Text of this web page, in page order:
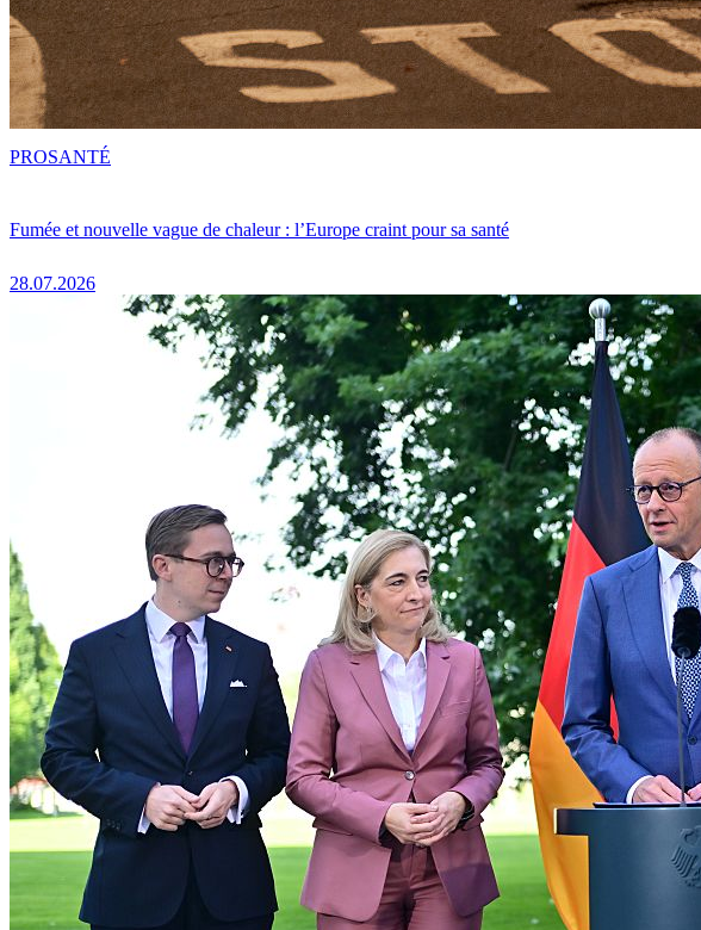
Fumée et nouvelle vague de chaleur : l’Europe craint pour sa santé
28.07.2026
PROSANTÉ